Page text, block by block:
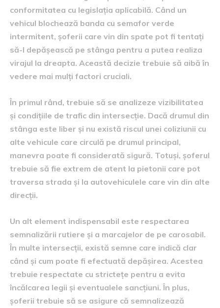
conformitatea cu legislația aplicabilă. Când un
vehicul blochează banda cu semafor verde
intermitent, șoferii care vin din spate pot fi tentați
să-l depășească pe stânga pentru a putea realiza
virajul la dreapta. Această decizie trebuie să aibă în
vedere mai mulți factori cruciali.
În primul rând, trebuie să se analizeze vizibilitatea
și condițiile de trafic din intersecție. Dacă drumul din
stânga este liber și nu există riscul unei coliziunii cu
alte vehicule care circulă pe drumul principal,
manevra poate fi considerată sigură. Totuși, șoferul
trebuie să fie extrem de atent la pietonii care pot
traversa strada și la autovehiculele care vin din alte
direcții.
Un alt element indispensabil este respectarea
semnalizării rutiere și a marcajelor de pe carosabil.
În multe intersecții, există semne care indică clar
când și cum poate fi efectuată depășirea. Acestea
trebuie respectate cu strictețe pentru a evita
încălcarea legii și eventualele sancțiuni. În plus,
șoferii trebuie să se asigure că semnalizează